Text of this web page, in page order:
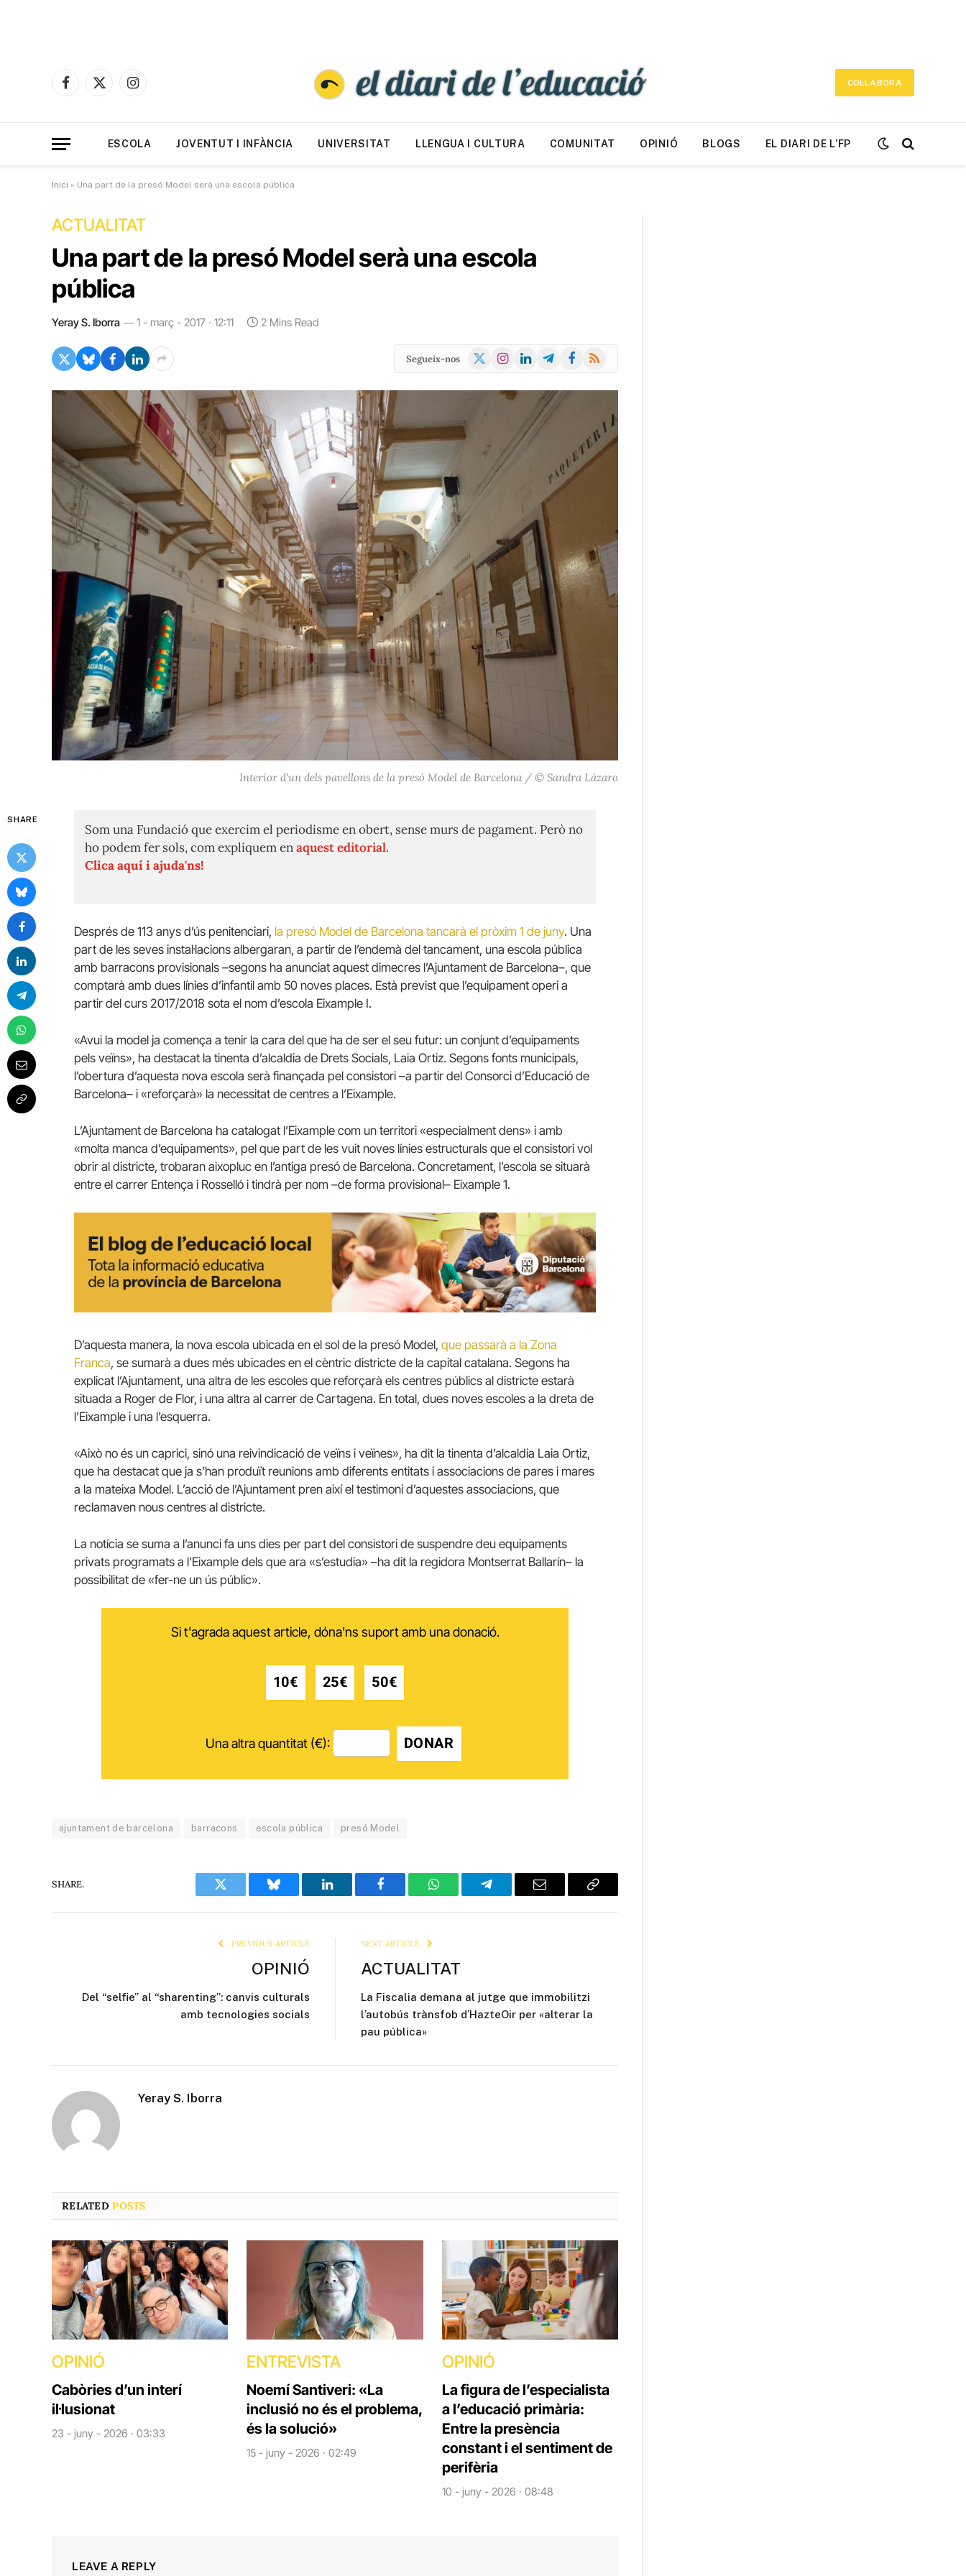
Facebook
X
Instagram
COL·LABORA
ESCOLA JOVENTUT I INFÀNCIA UNIVERSITAT LLENGUA I CULTURA COMUNITAT OPINIÓ BLOGS EL DIARI DE L’FP
Inici » Una part de la presó Model serà una escola pública
ACTUALITAT
Una part de la presó Model serà una escola
pública
Yeray S. Iborra 1 - març - 2017 · 12:11 2 Mins Read
Segueix-nos
X
Instagram
LinkedInTelegramFacebook
RSS
Interior d'un dels pavellons de la presó Model de Barcelona / © Sandra Lázaro
SHARE
Som una Fundació que exercim el periodisme en obert, sense murs de pagament. Però no
ho podem fer sols, com expliquem enaquest editorial.
Clica aquí i ajuda'ns!
Després de 113 anys d’ús penitenciari, la presó Model de Barcelona tancarà el pròxim 1 de juny. Una
part de les seves instal·lacions albergaran, a partir de l’endemà del tancament, una escola pública
amb barracons provisionals –segons ha anunciat aquest dimecres l’Ajuntament de Barcelona–, que
comptarà amb dues línies d’infantil amb 50 noves places. Està previst que l’equipament operi a
partir del curs 2017/2018 sota el nom d’escola Eixample I.
«Avui la model ja comença a tenir la cara del que ha de ser el seu futur: un conjunt d’equipaments
pels veïns», ha destacat la tinenta d’alcaldia de Drets Socials, Laia Ortiz. Segons fonts municipals,
l’obertura d’aquesta nova escola serà finançada pel consistori –a partir del Consorci d’Educació de
Barcelona– i «reforçarà» la necessitat de centres a l’Eixample.
L’Ajuntament de Barcelona ha catalogat l’Eixample com un territori «especialment dens» i amb
«molta manca d’equipaments», pel que part de les vuit noves línies estructurals que el consistori vol
obrir al districte, trobaran aixopluc en l’antiga presó de Barcelona. Concretament, l’escola se situarà
entre el carrer Entença i Rosselló i tindrà per nom –de forma provisional– Eixample 1.
D’aquesta manera, la nova escola ubicada en el sol de la presó Model, que passarà a la Zona
Franca, se sumarà a dues més ubicades en el cèntric districte de la capital catalana. Segons ha
explicat l’Ajuntament, una altra de les escoles que reforçarà els centres públics al districte estarà
situada a Roger de Flor, i una altra al carrer de Cartagena. En total, dues noves escoles a la dreta de
l’Eixample i una l’esquerra.
«Això no és un caprici, sinó una reivindicació de veïns i veïnes», ha dit la tinenta d’alcaldia Laia Ortiz,
que ha destacat que ja s’han produït reunions amb diferents entitats i associacions de pares i mares
a la mateixa Model. L’acció de l’Ajuntament pren així el testimoni d’aquestes associacions, que
reclamaven nous centres al districte.
La notícia se suma a l’anunci fa uns dies per part del consistori de suspendre deu equipaments
privats programats a l’Eixample dels que ara «s’estudia» –ha dit la regidora Montserrat Ballarín– la
possibilitat de «fer-ne un ús públic».
Si t'agrada aquest article, dóna'ns suport amb una donació.
10€ 25€ 50€
Una altra quantitat (€): DONAR
ajuntament de barcelona barracons escola pública presó Model
SHARE.
Twitter Bluesky LinkedIn Facebook WhatsAppTelegram Email
Copy
PREVIOUS ARTICLE
OPINIÓ
Del “selfie” al “sharenting”: canvis culturals
amb tecnologies socials
NEXT ARTICLE
ACTUALITAT
La Fiscalia demana al jutge que immobilitzi
l’autobús trànsfob d’HazteOir per «alterar la
pau pública»
Yeray S. Iborra
RELATEDPOSTS
OPINIÓ
Cabòries d’un interí
il·lusionat
23 - juny - 2026 · 03:33
ENTREVISTA
Noemí Santiveri: «La
inclusió no és el problema,
és la solució»
15 - juny - 2026 · 02:49
OPINIÓ
La figura de l’especialista
a l’educació primària:
Entre la presència
constant i el sentiment de
perifèria
10 - juny - 2026 · 08:48
LEAVE A REPLY